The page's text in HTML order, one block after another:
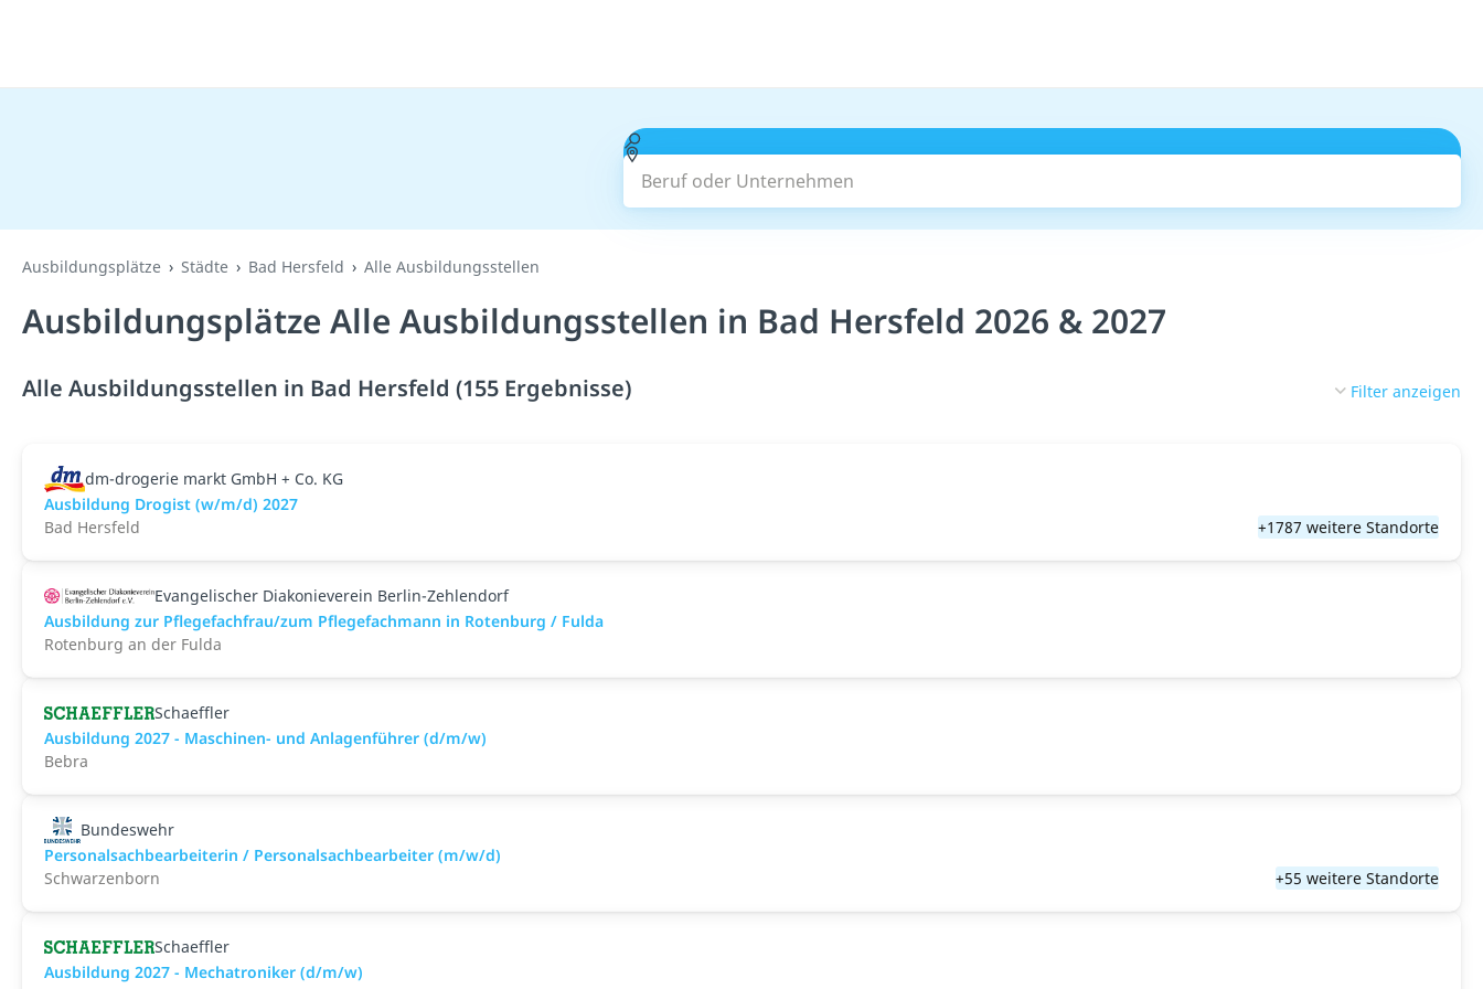
Beruf oder Unternehmen
Ausbildungsplätze Städte Bad Hersfeld Alle Ausbildungsstellen
Ausbildungsplätze Alle Ausbildungsstellen in Bad Hersfeld 2026 & 2027
Alle Ausbildungsstellen in Bad Hersfeld (155 Ergebnisse) Filter anzeigen
dm-drogerie markt GmbH + Co. KG
Ausbildung Drogist (w/m/d) 2027
Bad Hersfeld
+1787 weitere Standorte
Evangelischer Diakonieverein Berlin-Zehlendorf
Ausbildung zur Pflegefachfrau/zum Pflegefachmann in Rotenburg / Fulda
Rotenburg an der Fulda
Schaeffler
Ausbildung 2027 - Maschinen- und Anlagenführer (d/m/w)
Bebra
Bundeswehr
Personalsachbearbeiterin / Personalsachbearbeiter (m/w/d)
Schwarzenborn
+55 weitere Standorte
Schaeffler
Ausbildung 2027 - Mechatroniker (d/m/w)